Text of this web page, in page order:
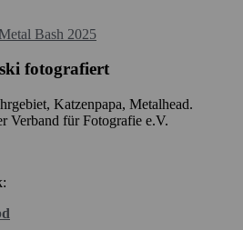
Bash 2025
fotografiert
Katzenpapa, Metalhead.
Verband für Fotografie e.V.